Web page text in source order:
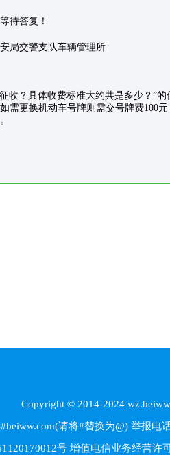
待答复！
交警支队车辆管理所
？具体收费标准大约共是多少？”的
更换机动车号牌则需交号牌费100元
Copyright © 2014-2024
请将#替换为@) 举报电
号 增值电信业务经营